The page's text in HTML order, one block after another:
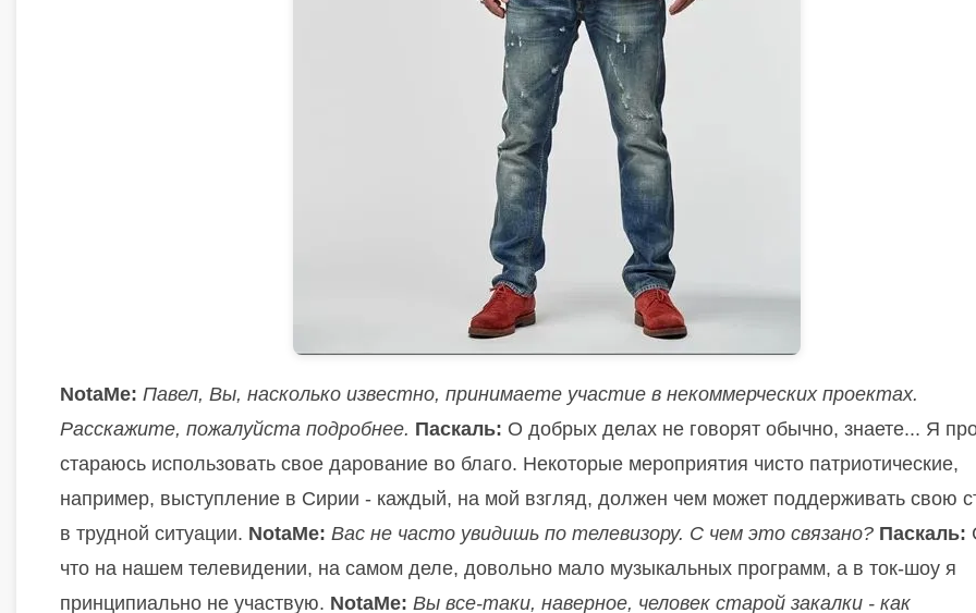
NotaMe: Павел, Вы, насколько известно, принимаете участие в некоммерческих проектах.
Расскажите, пожалуйста подробнее. Паскаль: О добрых делах не говорят обычно, знаете... Я
стараюсь использовать свое дарование во благо. Некоторые мероприятия чисто патриотические,
например, выступление в Сирии - каждый, на мой взгляд, должен чем может поддерживать свою
в трудной ситуации. NotaMe: Вас не часто увидишь по телевизору. С чем это связано? Паскаль:
что на нашем телевидении, на самом деле, довольно мало музыкальных программ, а в ток-шоу я
принципиально не участвую. NotaMe: Вы все-таки, наверное, человек старой закалки - как